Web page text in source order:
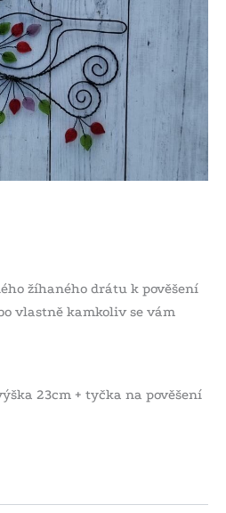
žíhaného drátu k pověšení
vlastně kamkoliv se vám
23cm + tyčka na pověšení